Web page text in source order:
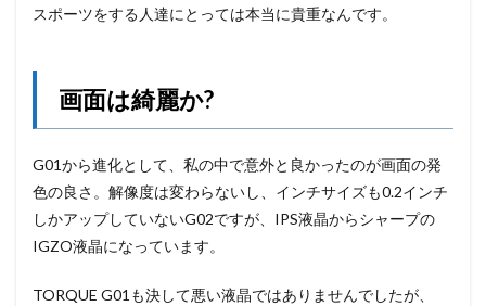
スポーツをする人達にとっては本当に貴重なんです。
画面は綺麗か?
G01から進化として、私の中で意外と良かったのが画面の発
色の良さ。解像度は変わらないし、インチサイズも0.2インチ
しかアップしていないG02ですが、IPS液晶からシャープの
IGZO液晶になっています。
TORQUE G01も決して悪い液晶ではありませんでしたが、